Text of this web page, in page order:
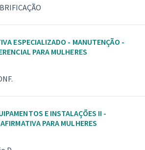
ESPECIALIZADO - MANUTENÇÃO -
PARA MULHERES
E INSTALAÇÕES II -
MINERAÇÃO - VAGA AFIRMATIVA PARA MULHERES